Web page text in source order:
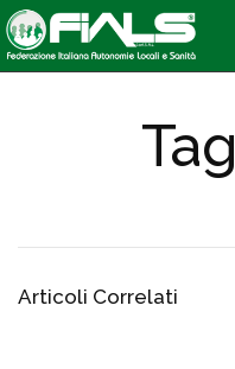
Tag
Articoli Correlati